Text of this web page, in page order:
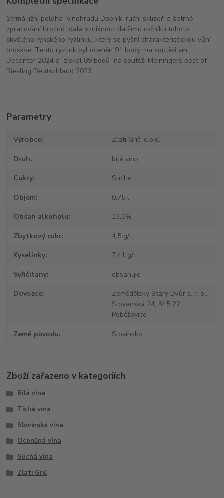
Strmá jižní poloha vinohradu Dobnik, ruční sklizeň a šetrné
zpracování hroznů dala vzniknout dalšímu ročníku tohoto
skvělého rýnského ryzlinku, který se pyšní charakteristickou vůní
broskve. Tento ryzlink byl oceněn 91 body na soutěži vín
Decanter 2024 a získal 89 bodů na soutěži Meiningers best of
Riesling Deutschland 2023.
Parametry
Výrobce Zlati Grič, d.o.o.
Druh bílé víno
Cukry Suché
Objem 0,75 l
Obsah alkoholu 13,0%
Zbytkový cukr 4,5 g/l
Kyselinky 7,41 g/l
Syřičitany obsahuje
Dovozce
Zemědělský Starý Dvůr s. r. o.,
Slovanská 24, 345 22
Poběžovice
Země původu Slovinsko
Zboží zařazeno v kategoriích
Bílá vína
Tichá vína
Slovinská vína
Oceněná vína
Suchá vína
Zlati Grič